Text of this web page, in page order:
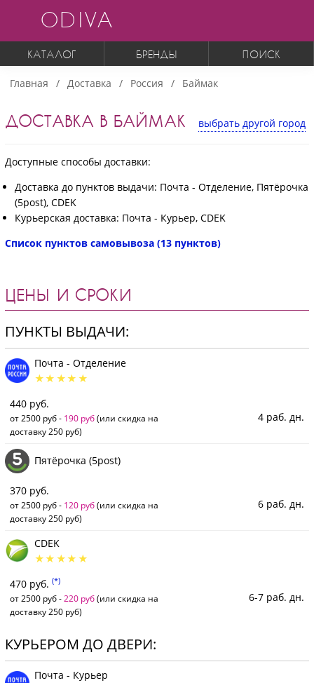
ODIVA
КАТАЛОГ БРЕНДЫ ПОИСК
Главная Доставка Россия Баймак
ДОСТАВКА В БАЙМАК выбрать другой город
Доступные способы доставки:
Доставка до пунктов выдачи: Почта - Отделение, Пятёрочка
(5post), CDEK
Курьерская доставка: Почта - Курьер, CDEK
Список пунктов самовывоза (13 пунктов)
ЦЕНЫ И СРОКИ
ПУНКТЫ ВЫДАЧИ:
Почта - Отделение
440 руб.
от 2500 руб - 190 руб(или скидка на
доставку 250 руб)
4 раб. дн.
Пятёрочка (5post)
370 руб.
от 2500 руб - 120 руб(или скидка на
доставку 250 руб)
6 раб. дн.
CDEK
470 руб. (*)
от 2500 руб - 220 руб(или скидка на
доставку 250 руб)
6-7 раб. дн.
КУРЬЕРОМ ДО ДВЕРИ:
Почта - Курьер